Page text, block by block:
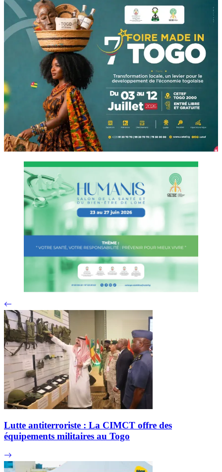
Lutte antiterroriste : La CIMCT offre des
équipements militaires au Togo